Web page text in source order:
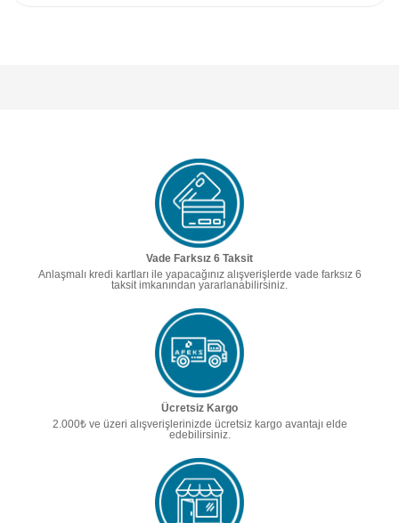
Vade Farksız 6 Taksit
Anlaşmalı kredi kartları ile yapacağınız alışverişlerde vade farksız 6
taksit imkanından yararlanabilirsiniz.
Ücretsiz Kargo
2.000₺ ve üzeri alışverişlerinizde ücretsiz kargo avantajı elde
edebilirsiniz.